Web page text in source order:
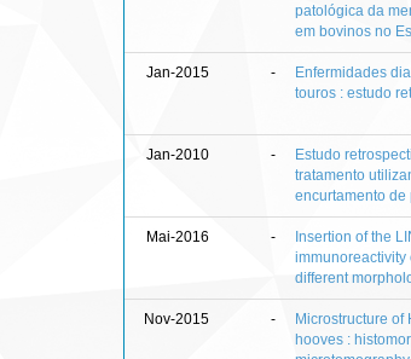
patológica da
em bovinos no
Jan-2015 -
Enfermidades
touros : estudo
Jan-2010 -
Estudo
tratamento
encurtamento
Mai-2016 -
Insertion of the
immunoreactivity
different
Nov-2015 -
Microstructure of
hooves :